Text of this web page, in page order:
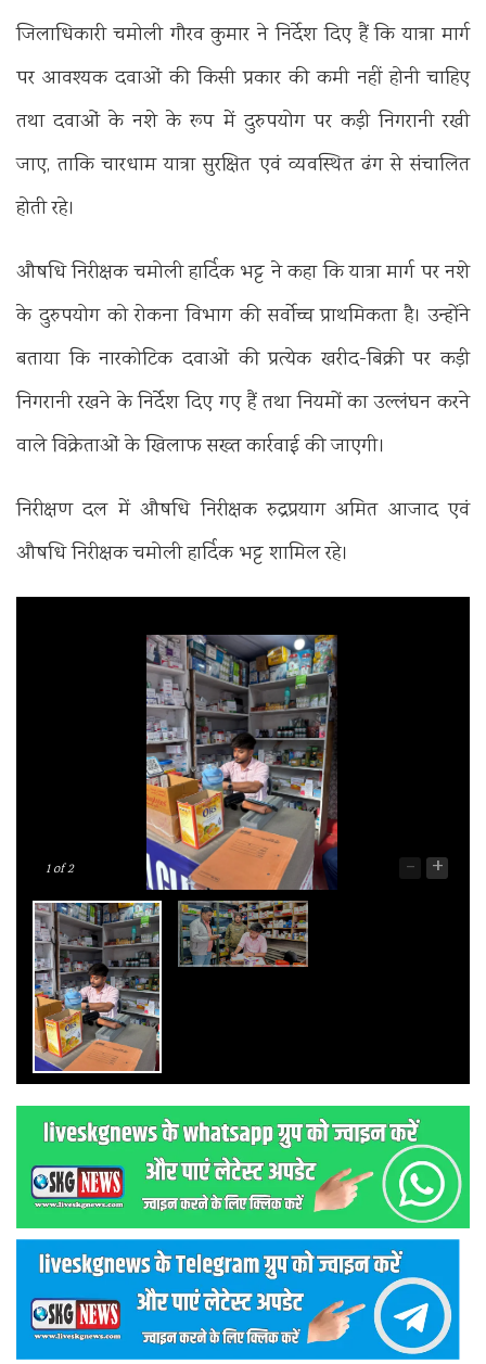
जिलाधिकारी चमोली गौरव कुमार ने निर्देश दिए हैं कि यात्रा मार्ग
पर आवश्यक दवाओं की किसी प्रकार की कमी नहीं होनी चाहिए
तथा दवाओं के नशे के रूप में दुरुपयोग पर कड़ी निगरानी रखी
जाए, ताकि चारधाम यात्रा सुरक्षित एवं व्यवस्थित ढंग से संचालित
होती रहे।
औषधि निरीक्षक चमोली हार्दिक भट्ट ने कहा कि यात्रा मार्ग पर नशे
के दुरुपयोग को रोकना विभाग की सर्वोच्च प्राथमिकता है। उन्होंने
बताया कि नारकोटिक दवाओं की प्रत्येक खरीद-बिक्री पर कड़ी
निगरानी रखने के निर्देश दिए गए हैं तथा नियमों का उल्लंघन करने
वाले विक्रेताओं के खिलाफ सख्त कार्रवाई की जाएगी।
निरीक्षण दल में औषधि निरीक्षक रुद्रप्रयाग अमित आजाद एवं
औषधि निरीक्षक चमोली हार्दिक भट्ट शामिल रहे।
1of 2 - +